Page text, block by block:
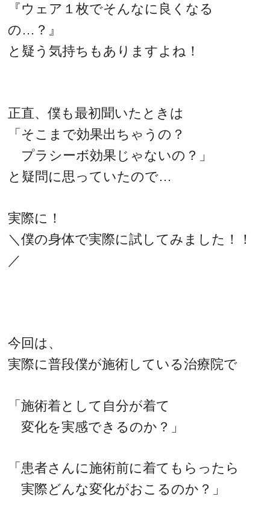
『ウェア１枚でそんなに良くなる
の…？』
と疑う気持ちもありますよね！
正直、僕も最初聞いたときは
「そこまで効果出ちゃうの？
プラシーボ効果じゃないの？」
と疑問に思っていたので…
実際に！
＼僕の身体で実際に試してみました！！
／
今回は、
実際に普段僕が施術している治療院で
「施術着として自分が着て
変化を実感できるのか？」
「患者さんに施術前に着てもらったら
実際どんな変化がおこるのか？」